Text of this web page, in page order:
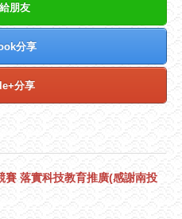
朋友
分享
分享
賽 落實科技教育推廣(感謝南投